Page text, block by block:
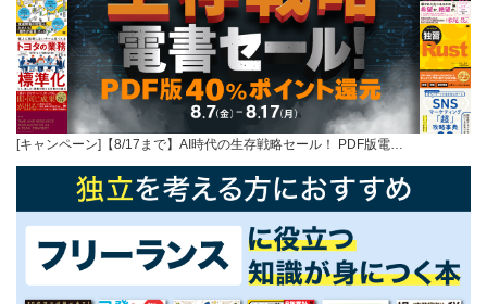
[キャンペーン]【8/17まで】AI時代の生存戦略セール！ PDF版電…